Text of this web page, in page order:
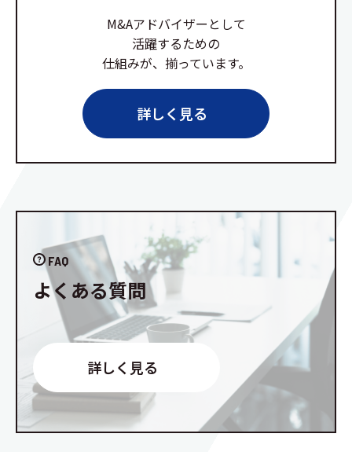
M&Aアドバイザーとして
活躍するための
仕組みが、揃っています。
詳しく見る
FAQ
よくある質問
詳しく見る